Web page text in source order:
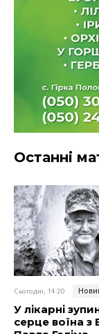
Останні
Сьогодні, 14:20
У лікарні
серце воїна з